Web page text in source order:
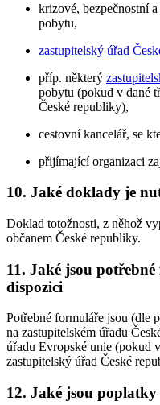
krizové, bezpečnostní
pobytu,
zastupitelský úřad
příp. některý
pobytu (pokud v dané
České republiky),
cestovní kancelář, se
přijímající organizaci
10. Jaké doklady je
Doklad totožnosti, z něhož
občanem České republiky.
11. Jaké jsou
dispozici
Potřebné formuláře jsou (dle
na zastupitelském úřadu
úřadu Evropské unie (pokud
zastupitelský úřad České
12. Jaké jsou